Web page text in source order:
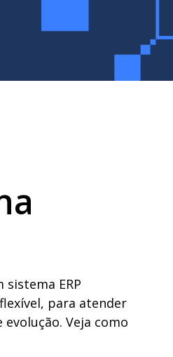
ERP
para atender
Veja como